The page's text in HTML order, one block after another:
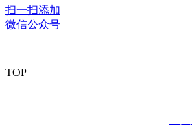
扫一扫添加
微信公众号
TOP